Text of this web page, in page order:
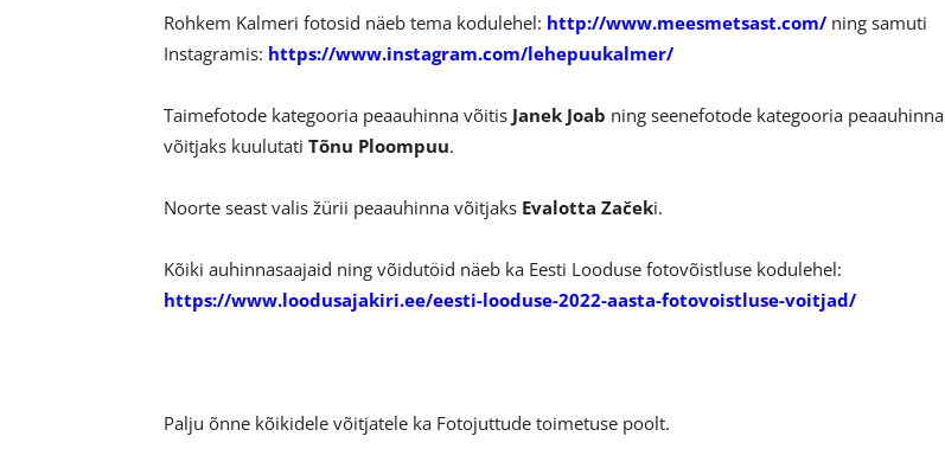
Rohkem Kalmeri fotosid näeb tema kodulehel: http://www.meesmetsast.com/ ning samuti
Instagramis: https://www.instagram.com/lehepuukalmer/
Taimefotode kategooria peaauhinna võitis Janek Joab ning seenefotode kategooria peaauhinna
võitjaks kuulutati Tõnu Ploompuu.
Noorte seast valis žürii peaauhinna võitjaks Evalotta Začeki.
Kõiki auhinnasaajaid ning võidutöid näeb ka Eesti Looduse fotovõistluse kodulehel:
https://www.loodusajakiri.ee/eesti-looduse-2022-aasta-fotovoistluse-voitjad/
Palju õnne kõikidele võitjatele ka Fotojuttude toimetuse poolt.